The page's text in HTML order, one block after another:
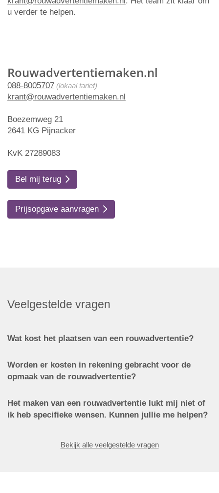
Rouwadvertentiemaken.nl
088-8005707 (lokaal tarief)
krant@rouwadvertentiemaken.nl
Boezemweg 21
2641 KG Pijnacker
KvK 27289083
Bel mij terug
Prijsopgave aanvragen
u verder te helpen.
Veelgestelde vragen
Wat kost het plaatsen van een rouwadvertentie?
Worden er kosten in rekening gebracht voor de
opmaak van de rouwadvertentie?
Het maken van een rouwadvertentie lukt mij niet of
ik heb specifieke wensen. Kunnen jullie me helpen?
Bekijk alle veelgestelde vragen